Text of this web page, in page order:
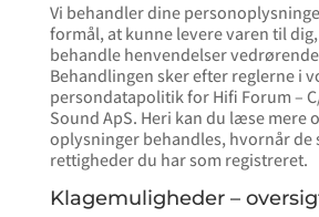
Vi behandler dine
formål, at kunne levere varen til
behandle henvendelser
Behandlingen sker efter reglerne i
persondatapolitik for Hifi Forum –
Sound ApS. Heri kan du læse mere
oplysninger behandles, hvornår de
rettigheder du har som registreret.
Klagemuligheder –